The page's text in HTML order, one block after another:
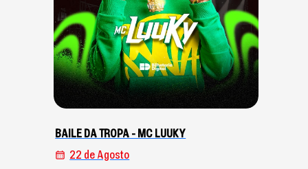
BAILE DA TROPA - MC LUUKY
22 de Agosto